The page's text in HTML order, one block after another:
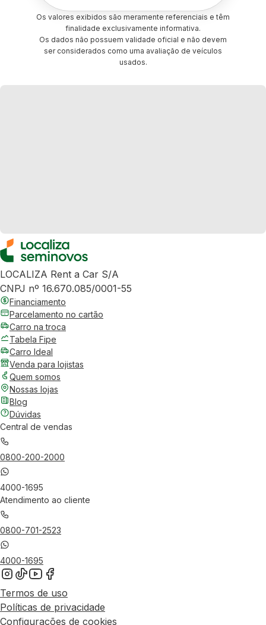
Os valores exibidos são meramente referenciais e têm
finalidade exclusivamente informativa.
Os dados não possuem validade oficial e não devem
ser considerados como uma avaliação de veículos
usados.
LOCALIZA Rent a Car S/A
CNPJ nº 16.670.085/0001-55
Financiamento
Parcelamento no cartão
Carro na troca
Tabela Fipe
Carro Ideal
Venda para lojistas
Quem somos
Nossas lojas
Blog
Dúvidas
Central de vendas
0800-200-2000
4000-1695
Atendimento ao cliente
0800-701-2523
4000-1695
Termos de uso
Políticas de privacidade
Configurações de cookies